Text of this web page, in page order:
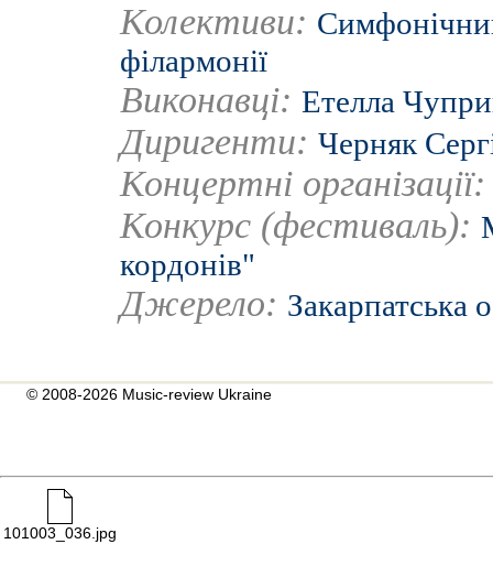
Колективи:
філармонії
Виконавці: Етелла
Диригенти: Черняк
Концертні
Конкурс (фестиваль):
кордонів"
Джерело: Закарпатська
© 2008-2026 Music-review Ukraine
101003_036.jpg